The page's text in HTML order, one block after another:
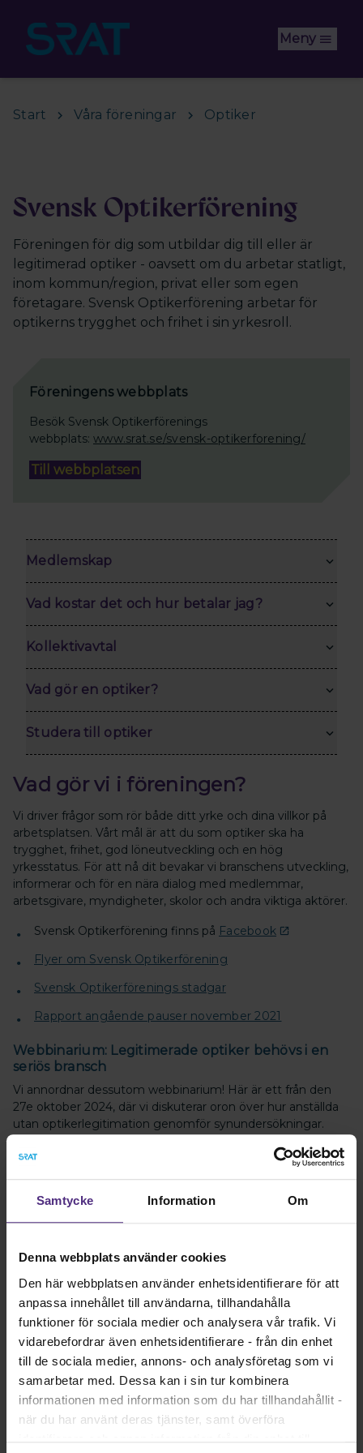
Samtycke Information Om
Denna webbplats använder cookies
Den här webbplatsen använder enhetsidentifierare för att
anpassa innehållet till användarna, tillhandahålla
funktioner för sociala medier och analysera vår trafik. Vi
vidarebefordrar även enhetsidentifierare - från din enhet
till de sociala medier, annons- och analysföretag som vi
samarbetar med. Dessa kan i sin tur kombinera
informationen med information som du har tillhandahållit -
när du har använt deras tjänster, samt överföra
Meny
Start Våra föreningar Optiker
Svensk Optikerförening
Föreningen för dig som utbildar dig till eller är
legitimerad optiker - oavsett om du arbetar statligt,
inom kommun/region, privat eller som egen
företagare. Svensk Optikerförening arbetar för
optikerns trygghet och frihet i sin yrkesroll.
Föreningens webbplats
Besök Svensk Optikerförenings
webbplats: www.srat.se/svensk-optikerforening/
Till webbplatsen
Medlemskap
Vad kostar det och hur betalar jag?
Kollektivavtal
Vad gör en optiker?
Studera till optiker
Vad gör vi i föreningen?
Vi driver frågor som rör både ditt yrke och dina villkor på
arbetsplatsen. Vårt mål är att du som optiker ska ha
trygghet, frihet, god löneutveckling och en hög
yrkesstatus. För att nå dit bevakar vi branschens utveckling,
informerar och för en nära dialog med medlemmar,
arbetsgivare, myndigheter, skolor och andra viktiga aktörer.
Svensk Optikerförening finns på Facebook
Flyer om Svensk Optikerförening
Svensk Optikerförenings stadgar
Rapport angående pauser november 2021
Webbinarium: Legitimerade optiker behövs i en
seriös bransch
Vi annordnar dessutom webbinarium! Här är ett från den
27e oktober 2024, där vi diskuterar oron över hur anställda
utan optikerlegitimation genomför synundersökningar.
Bli medlem idag!
gemenskapen, tryggheten, yrkeskunnandet och alla
Bli medlem!
Kontakt